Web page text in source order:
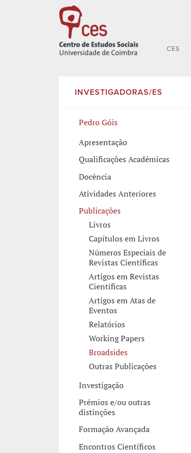
CES
INVESTIGADORAS/ES
Pedro Góis
Apresentação
Qualificações Académicas
Docência
Atividades Anteriores
Publicações
Livros
Capítulos em Livros
Números Especiais de
Revistas Científicas
Artigos em Revistas
Científicas
Artigos em Atas de
Eventos
Relatórios
Working Papers
Broadsides
Outras Publicações
Investigação
Prémios e/ou outras
distinções
Formação Avançada
Encontros Científicos